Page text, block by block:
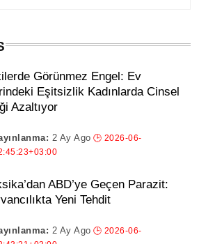
Görünmez Engel: Ev
Eşitsizlik Kadınlarda Cinsel
Azaltıyor
2 Ay Ago
ABD’ye Geçen Parazit:
Yeni Tehdit
2 Ay Ago